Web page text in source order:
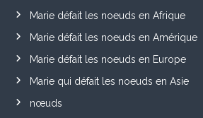
Marie défait les noeuds en Afrique
Marie défait les noeuds en Amérique
Marie défait les noeuds en Europe
Marie qui défait les noeuds en Asie
nœuds